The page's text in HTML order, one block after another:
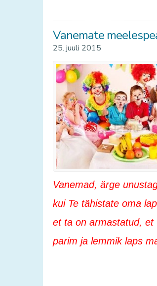
Vanemate
25. juuli 2015
Vanemad, ärge
kui Te tähistate oma
et ta on armastatud, et
parim ja lemmik laps